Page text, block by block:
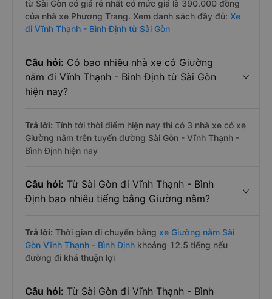
từ Sài Gòn có giá rẻ nhất có mức giá là 390.000 đồng
của nhà xe Phương Trang. Xem danh sách đầy đủ: Xe
đi Vĩnh Thạnh - Bình Định từ Sài Gòn
Câu hỏi: Có bao nhiêu nhà xe có Giường
nằm đi Vĩnh Thạnh - Bình Định từ Sài Gòn
hiện nay?
Trả lời: Tính tới thời điểm hiện nay thì có 3 nhà xe có xe
Giường nằm trên tuyến đường Sài Gòn - Vĩnh Thạnh -
Bình Định hiện nay
Câu hỏi: Từ Sài Gòn đi Vĩnh Thạnh - Bình
Định bao nhiêu tiếng bằng Giường nằm?
Trả lời: Thời gian di chuyển bằng xe Giường nằm Sài
Gòn Vĩnh Thạnh - Bình Định khoảng 12.5 tiếng nếu
đường đi khá thuận lợi
Câu hỏi: Từ Sài Gòn đi Vĩnh Thạnh - Bình